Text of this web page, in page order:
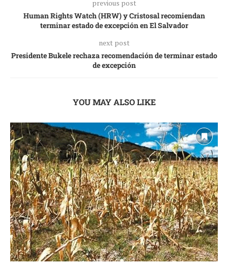
previous post
Human Rights Watch (HRW) y Cristosal recomiendan
terminar estado de excepción en El Salvador
next post
Presidente Bukele rechaza recomendación de terminar estado
de excepción
YOU MAY ALSO LIKE